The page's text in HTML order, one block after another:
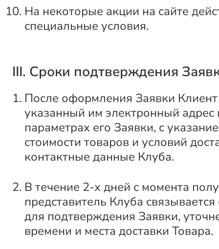
На некоторые акции на сайте
специальные условия.
III. Сроки подтверждения
После оформления Заявки
указанный им электронный
параметрах его Заявки, с
стоимости товаров и условий
контактные данные Клуба.
В течение 2-х дней с момента
представитель Клуба
для подтверждения Заявки,
времени и места доставки Товара.